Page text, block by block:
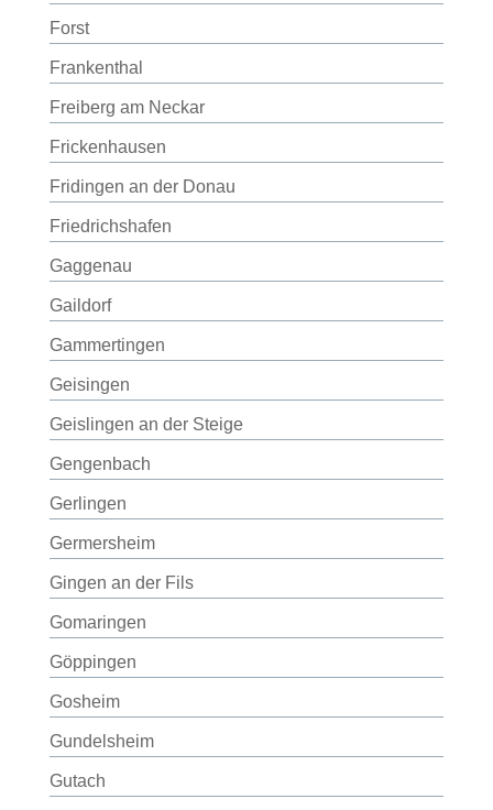
Forst
Frankenthal
Freiberg am Neckar
Frickenhausen
Fridingen an der Donau
Friedrichshafen
Gaggenau
Gaildorf
Gammertingen
Geisingen
Geislingen an der Steige
Gengenbach
Gerlingen
Germersheim
Gingen an der Fils
Gomaringen
Göppingen
Gosheim
Gundelsheim
Gutach